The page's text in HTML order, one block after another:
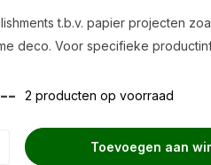
t.b.v. papier projecten
deco. Voor specifieke
2 producten op voorraad
Toevoegen aan